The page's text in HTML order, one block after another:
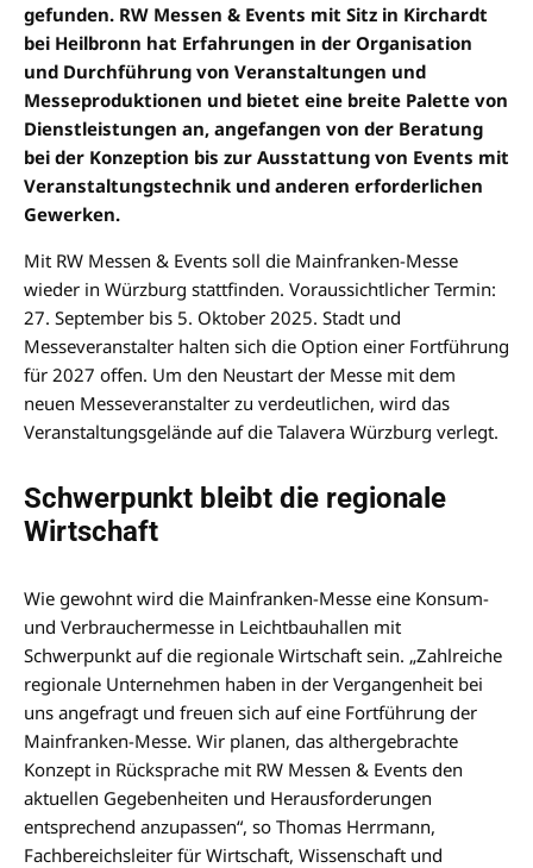
gefunden. RW Messen & Events mit Sitz in Kirchardt
bei Heilbronn hat Erfahrungen in der Organisation
und Durchführung von Veranstaltungen und
Messeproduktionen und bietet eine breite Palette von
Dienstleistungen an, angefangen von der Beratung
bei der Konzeption bis zur Ausstattung von Events mit
Veranstaltungstechnik und anderen erforderlichen
Gewerken.
Mit RW Messen & Events soll die Mainfranken-Messe
wieder in Würzburg stattfinden. Voraussichtlicher Termin:
27. September bis 5. Oktober 2025. Stadt und
Messeveranstalter halten sich die Option einer Fortführung
für 2027 offen. Um den Neustart der Messe mit dem
neuen Messeveranstalter zu verdeutlichen, wird das
Veranstaltungsgelände auf die Talavera Würzburg verlegt.
Schwerpunkt bleibt die regionale
Wirtschaft
Wie gewohnt wird die Mainfranken-Messe eine Konsum-
und Verbrauchermesse in Leichtbauhallen mit
Schwerpunkt auf die regionale Wirtschaft sein. „Zahlreiche
regionale Unternehmen haben in der Vergangenheit bei
uns angefragt und freuen sich auf eine Fortführung der
Mainfranken-Messe. Wir planen, das althergebrachte
Konzept in Rücksprache mit RW Messen & Events den
aktuellen Gegebenheiten und Herausforderungen
entsprechend anzupassen“, so Thomas Herrmann,
Fachbereichsleiter für Wirtschaft, Wissenschaft und